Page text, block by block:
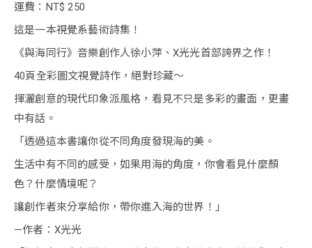
運費：NT$ 250
這是一本視覺系藝術詩集！
《與海同行》音樂創作人徐小萍、X光光首部誇界之作！
40頁全彩圖文視覺詩作，絕對珍藏～
揮灑創意的現代印象派風格，看見不只是多彩的畫面，更畫
中有話。
「透過這本書讓你從不同角度發現海的美。
生活中有不同的感受，如果用海的角度，你會看見什麼顏
色？什麼情境呢？
讓創作者來分享給你，帶你進入海的世界！」
—作者：X光光